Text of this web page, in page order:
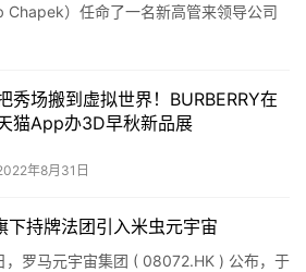
Chapek）任命了一名新高管来领导公司
份致员工的备忘录中表示，…
秀场搬到虚拟世界！BURBERRY在
猫App办3D早秋新品展
年8月31日
下持牌法团引入米虫元宇宙
，罗马元宇宙集团 ( 08072.HK ) 公布，于